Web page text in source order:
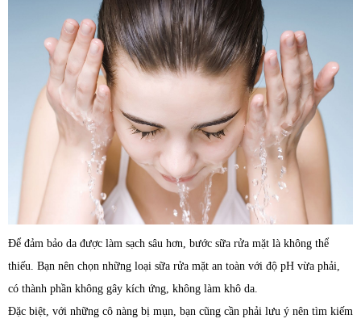
Để đảm bảo da được làm sạch sâu hơn, bước sữa rửa mặt là không thể
thiếu. Bạn nên chọn những loại sữa rửa mặt an toàn với độ pH vừa phải,
có thành phần không gây kích ứng, không làm khô da.
Đặc biệt, với những cô nàng bị mụn, bạn cũng cần phải lưu ý nên tìm kiếm